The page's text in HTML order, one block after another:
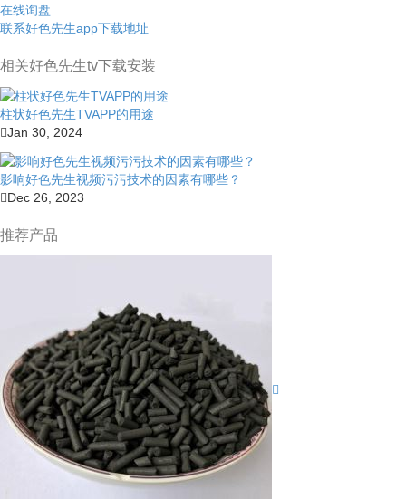
在线询盘
联系好色先生app下载地址
相关好色先生tv下载安装
柱状好色先生TVAPP的用途
Jan 30, 2024
影响好色先生视频污污技术的因素有哪些？
Dec 26, 2023
推荐产品